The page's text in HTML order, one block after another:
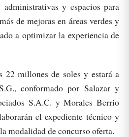
y espacios para
de mejoras en áreas verdes y
a optimizar la experiencia de
22 millones de soles y estará a
conformado por Salazar y
S.A.C. y Morales Berrio
el expediente técnico y
modalidad de concurso oferta.